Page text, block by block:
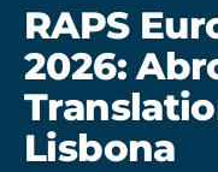
RAPS
2026:
Lisbona